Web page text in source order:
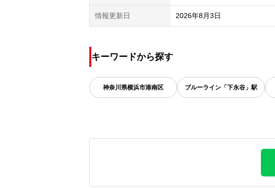
情報更新日 2026年8月3日
キーワードから探す
神奈川県横浜市港南区 ブルーライン「下永谷」駅